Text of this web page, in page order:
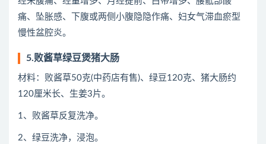
痛、坠胀感、下腹或两侧小腹隐隐作痛、妇女气滞血瘀型
慢性盆腔炎。
5.败酱草绿豆煲猪大肠
材料：败酱草50克(中药店有售)、绿豆120克、猪大肠约
120厘米长、生姜3片。
1、败酱草反复洗净。
2、绿豆洗净，浸泡。